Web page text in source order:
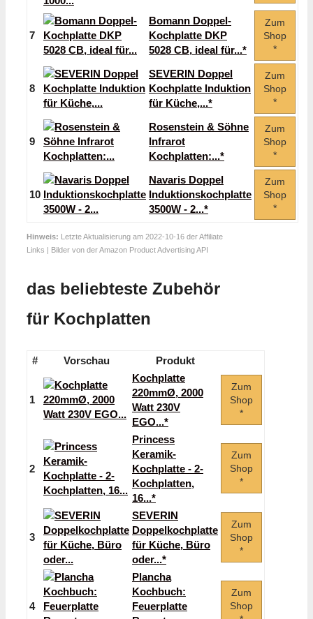
7
Bomann Doppel-
Kochplatte DKP
5028 CB, ideal für...*
Zum
Shop
*
8
SEVERIN Doppel
Kochplatte Induktion
für Küche,...*
Zum
Shop
*
9
Rosenstein & Söhne
Infrarot
Kochplatten:...*
Zum
Shop
*
10
Navaris Doppel
Induktionskochplatte
3500W - 2...*
Zum
Shop
*
Hinweis: Letzte Aktualisierung am 2022-10-16 der Affiliate
Links | Bilder von der Amazon Product Advertising API
das beliebteste Zubehör
für Kochplatten
# Vorschau Produkt
1
Kochplatte
220mmØ, 2000
Watt 230V
EGO...*
Zum
Shop
*
2
Princess
Keramik-
Kochplatte - 2-
Kochplatten,
16...*
Zum
Shop
*
3
SEVERIN
Doppelkochplatte
für Küche, Büro
oder...*
Zum
Shop
*
4
Plancha
Kochbuch:
Feuerplatte
Zum
Shop